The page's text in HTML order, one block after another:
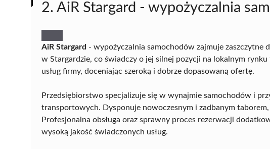
2. AiR Stargard - wypożyczalnia
AiR Stargard - wypożyczalnia samochodów zajmuje zaszczytne
w Stargardzie, co świadczy o jej silnej pozycji na lokalnym
usług firmy, doceniając szeroką i dobrze dopasowaną ofertę.
Przedsiębiorstwo specjalizuje się w wynajmie samochodów i
transportowych. Dysponuje nowoczesnym i zadbanym
Profesjonalna obsługa oraz sprawny proces rezerwacji
wysoką jakość świadczonych usług.